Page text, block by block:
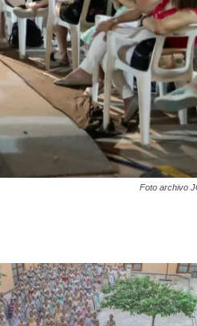
Foto archivo